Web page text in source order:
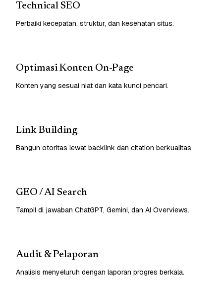
Technical SEO
Perbaiki kecepatan, struktur, dan kesehatan situs.
Optimasi Konten On-Page
Konten yang sesuai niat dan kata kunci pencari.
Link Building
Bangun otoritas lewat backlink dan citation berkualitas.
GEO / AI Search
Tampil di jawaban ChatGPT, Gemini, dan AI Overviews.
Audit & Pelaporan
Analisis menyeluruh dengan laporan progres berkala.